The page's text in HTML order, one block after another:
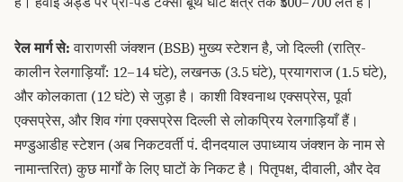
रेल मार्ग से:वाराणसी जंक्शन (BSB) मुख्य स्टेशन है, जो दिल्ली (रात्रि-
कालीन रेलगाड़ियाँ: 12–14 घंटे), लखनऊ (3.5 घंटे), प्रयागराज (1.5 घंटे),
और कोलकाता (12 घंटे) से जुड़ा है। काशी विश्वनाथ एक्सप्रेस, पूर्वा
एक्सप्रेस, और शिव गंगा एक्सप्रेस दिल्ली से लोकप्रिय रेलगाड़ियाँ हैं।
मण्डुआडीह स्टेशन (अब निकटवर्ती पं. दीनदयाल उपाध्याय जंक्शन के नाम से
नामान्तरित) कुछ मार्गों के लिए घाटों के निकट है। पितृपक्ष, दीवाली, और देव